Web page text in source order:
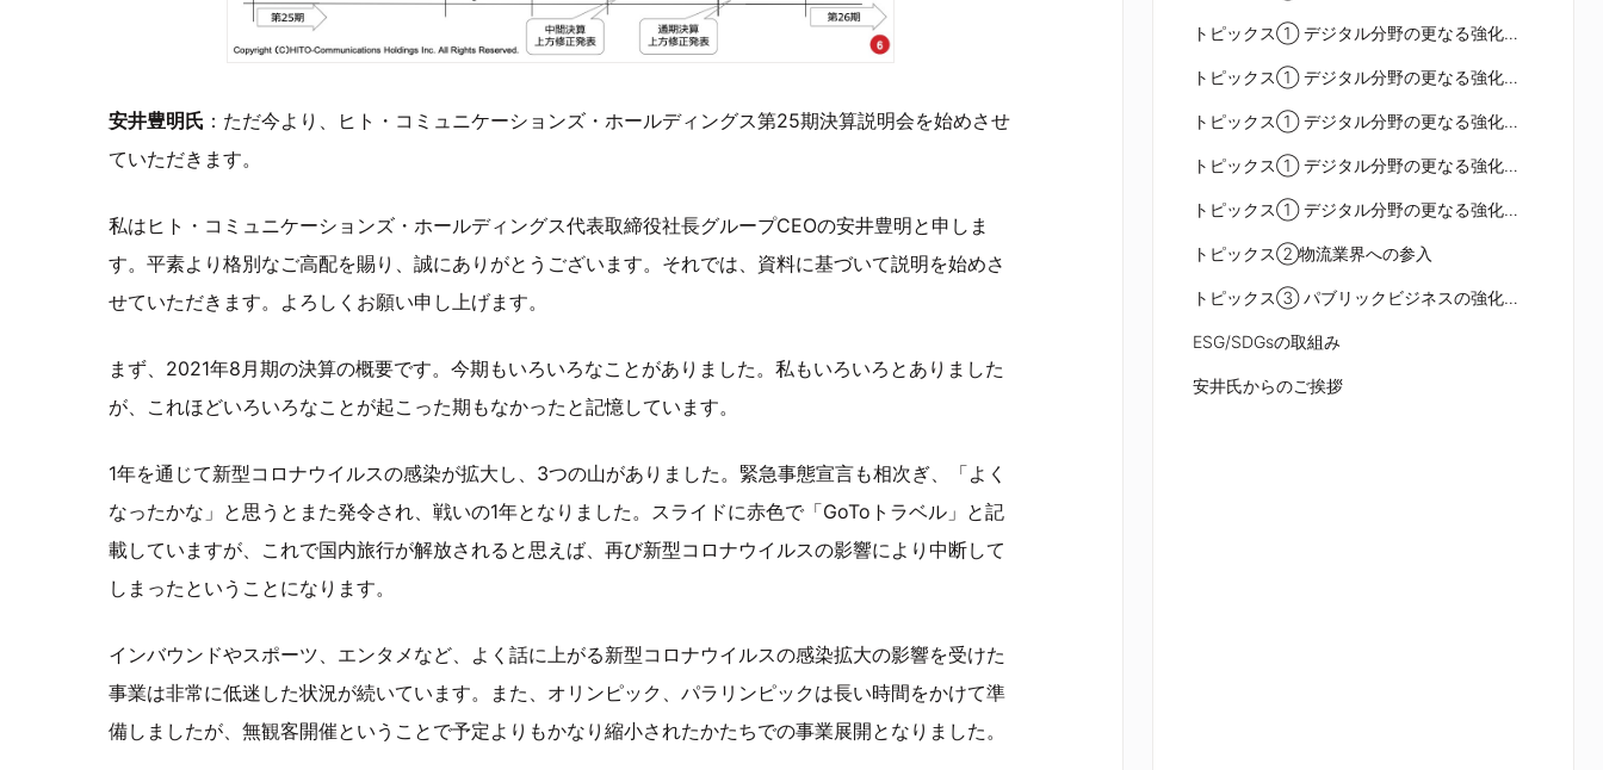
安井豊明氏 ：ただ今より、ヒト・コミュニケーションズ・ホールディングス第25期決算説明会を始めさせ
ていただきます。
私はヒト・コミュニケーションズ・ホールディングス代表取締役社長グループCEOの安井豊明と申しま
す。平素より格別なご高配を賜り、誠にありがとうございます。それでは、資料に基づいて説明を始めさ
せていただきます。よろしくお願い申し上げます。
まず、2021年8月期の決算の概要です。今期もいろいろなことがありました。私もいろいろとありました
が、これほどいろいろなことが起こった期もなかったと記憶しています。
1年を通じて新型コロナウイルスの感染が拡大し、3つの山がありました。緊急事態宣言も相次ぎ、「よく
なったかな」と思うとまた発令され、戦いの1年となりました。スライドに赤色で「GoToトラベル」と記
載していますが、これで国内旅行が解放されると思えば、再び新型コロナウイルスの影響により中断して
しまったということになります。
インバウンドやスポーツ、エンタメなど、よく話に上がる新型コロナウイルスの感染拡大の影響を受けた
事業は非常に低迷した状況が続いています。また、オリンピック、パラリンピックは長い時間をかけて準
備しましたが、無観客開催ということで予定よりもかなり縮小されたかたちでの事業展開となりました。
トピックス① デジタル分野の更なる強化（3）オンライン接客による営業支援
トピックス① デジタル分野の更なる強化（4）LIVEコマースによる営業支援
トピックス① デジタル分野の更なる強化（5）ECサイト運用支援の展開拡大
トピックス① デジタル分野の更なる強化（6）EC事業の更なる拡大(事業モデルとライブコマース)
トピックス① デジタル分野の更なる強化（7）インサイドセールス事業の飛躍的拡大
トピックス②物流業界への参入
トピックス③ パブリックビジネスの強化 政府・地方自治体のPPP/PFI案件への参入
ESG/SDGsの取組み
安井氏からのご挨拶